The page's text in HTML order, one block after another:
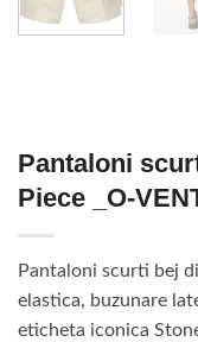
Pantaloni
Piece _O-
Pantaloni scurti bej
elastica, buzunare
eticheta iconica